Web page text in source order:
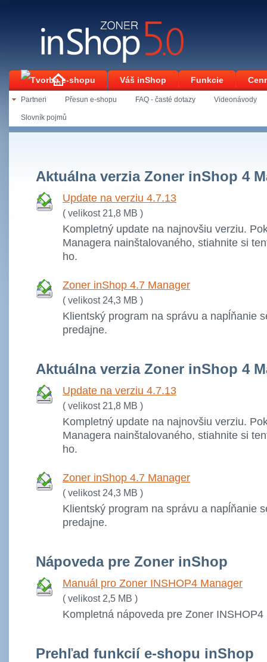
Váš inShop Funkcie
Partneri Přesun e-shopu FAQ - časté dotazy Videonávody
Slovník pojmů
Kontakt
Úvodní stránka
Aktuálna verzia Zoner inShop 4
Update na verziu 4.7.13
( velikost 21,8 MB )
Kompletný update na najnovšiu verziu.
Managera nainštalovaného, stiahnite si
ho.
Zoner inShop 4.7 Manager
( velikost 24,3 MB )
Klientský program na správu a napĺňanie
predajne.
Aktuálna verzia Zoner inShop 4
Update na verziu 4.7.13
( velikost 21,8 MB )
Kompletný update na najnovšiu verziu.
Managera nainštalovaného, stiahnite si
ho.
Zoner inShop 4.7 Manager
( velikost 24,3 MB )
Klientský program na správu a napĺňanie
predajne.
Nápoveda pre Zoner inShop
Manuál pro Zoner INSHOP4 Manager
( velikost 2,5 MB )
Kompletná nápoveda pre Zoner INSHOP4
Prehľad funkcií e-shopu inShop